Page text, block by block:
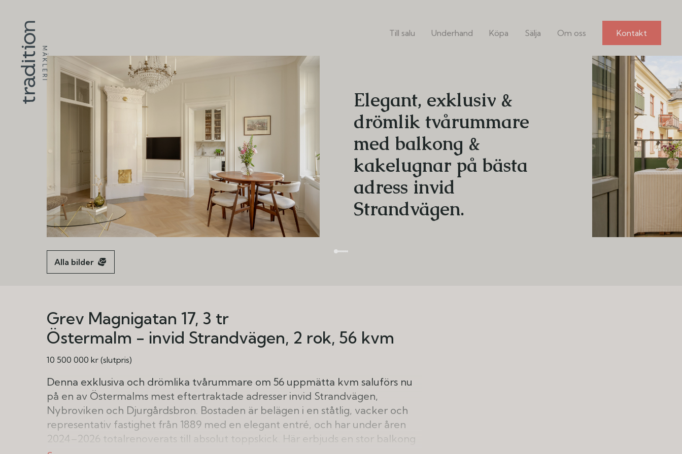
Till salu Underhand Köpa Sälja Om oss Kontakt
Elegant, exklusiv &
drömlik tvårummare
med balkong &
kakelugnar på bästa
adress invid
Strandvägen.
Alla bilder
Grev Magnigatan 17, 3 tr
Östermalm - invid Strandvägen 2 rok 56 kvm
10 500 000 kr (slutpris)
Denna exklusiva och drömlika tvårummare om 56 uppmätta kvm saluförs nu
på en av Östermalms mest eftertraktade adresser invid Strandvägen,
Nybroviken och Djurgårdsbron. Bostaden är belägen i en ståtlig, vacker och
representativ fastighet från 1889 med en elegant entré, och har under åren
2024–2026 totalrenoverats till absolut toppskick. Här erbjuds en stor balkong